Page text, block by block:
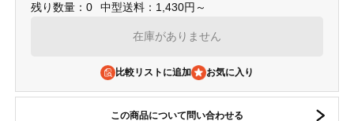
残り数量：0 中型送料：1,430円～
在庫がありません
比較リストに追加
この商品について問い合わせる